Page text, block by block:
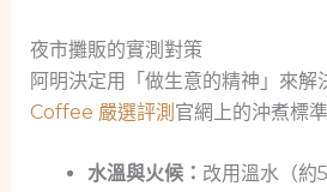
夜市攤販的實測對策
阿明決定用「做生意的精神」來解
Coffee 嚴選評測 官網上的沖煮標
水溫與火候： 改用溫水（約